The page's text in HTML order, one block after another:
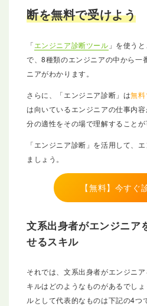
断を無料で受けよう
「エンジニア診断ツール 」を使うと
で、8種類のエンジニアの中から一
ニアがわかります。
さらに、「エンジニア診断」は無
は向いているエンジニアの仕事内
分の適性をその場で理解することが
「エンジニア診断」を活用して、
ましょう。
【無料】今すぐ
文系出身者がエンジニア
せるスキル
それでは、文系出身者がエンジニ
キルはどのようなものがあるでし
ルとして代表的なものは下記の4つ